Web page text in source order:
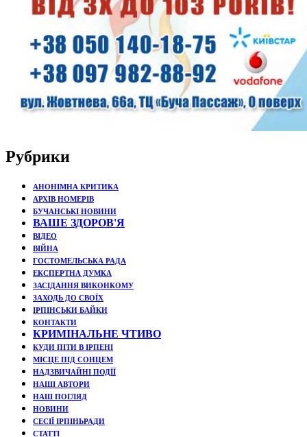
Рубрики
АНОНІМНА КРИТИКА
АРХІВ НОМЕРІВ
БУЧАНСЬКІ НОВИНИ
ВАШЕ ЗДОРОВ'Я
ВІДЕО
ВІЙНА
ГОСТОМЕЛЬСЬКА РАДА
ЕКСПЕРТНА ДУМКА
ЗАСІДАННЯ ВИКОНКОМУ
ЗАХОДЬ ДО СВОЇХ
ІРПІНСЬКИ БАЙКИ
КОНТАКТИ
КРИМІНАЛЬНЕ ЧТИВО
КУДИ ПІТИ В ІРПЕНІ
МІСЦЕ ПІД СОНЦЕМ
НАДЗВИЧАЙНІ ПОДЇЇ
НАШІ АВТОРИ
НАШ ПОГЛЯД
НОВИНИ
СЕСІЇ ІРПІНЬРАДИ
СТАТТІ